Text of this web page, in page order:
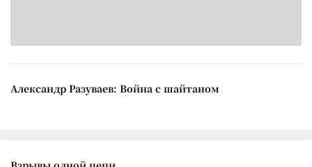
Александр Разуваев: Война с шайтаном